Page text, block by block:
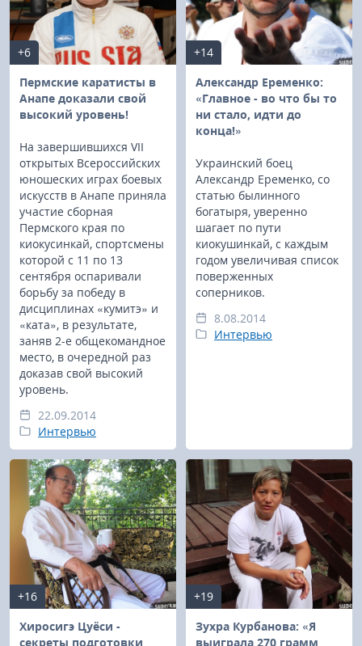
+6
Пермские каратисты в
Анапе доказали свой
высокий уровень!
На завершившихся VII
открытых Всероссийских
юношеских играх боевых
искусств в Анапе приняла
участие сборная
Пермского края по
киокусинкай, спортсмены
которой с 11 по 13
сентября оспаривали
борьбу за победу в
дисциплинах «кумитэ» и
«ката», в результате,
заняв 2-е общекомандное
место, в очередной раз
доказав свой высокий
уровень.
22.09.2014
Интервью
+14
Александр Еременко:
«Главное - во что бы то
ни стало, идти до
конца!»
Украинский боец
Александр Еременко, со
статью былинного
богатыря, уверенно
шагает по пути
киокушинкай, с каждым
годом увеличивая список
поверженных
соперников.
8.08.2014
Интервью
+16
Хиросигэ Цуёси -
секреты подготовки
+19
Зухра Курбанова: «Я
выиграла 270 грамм